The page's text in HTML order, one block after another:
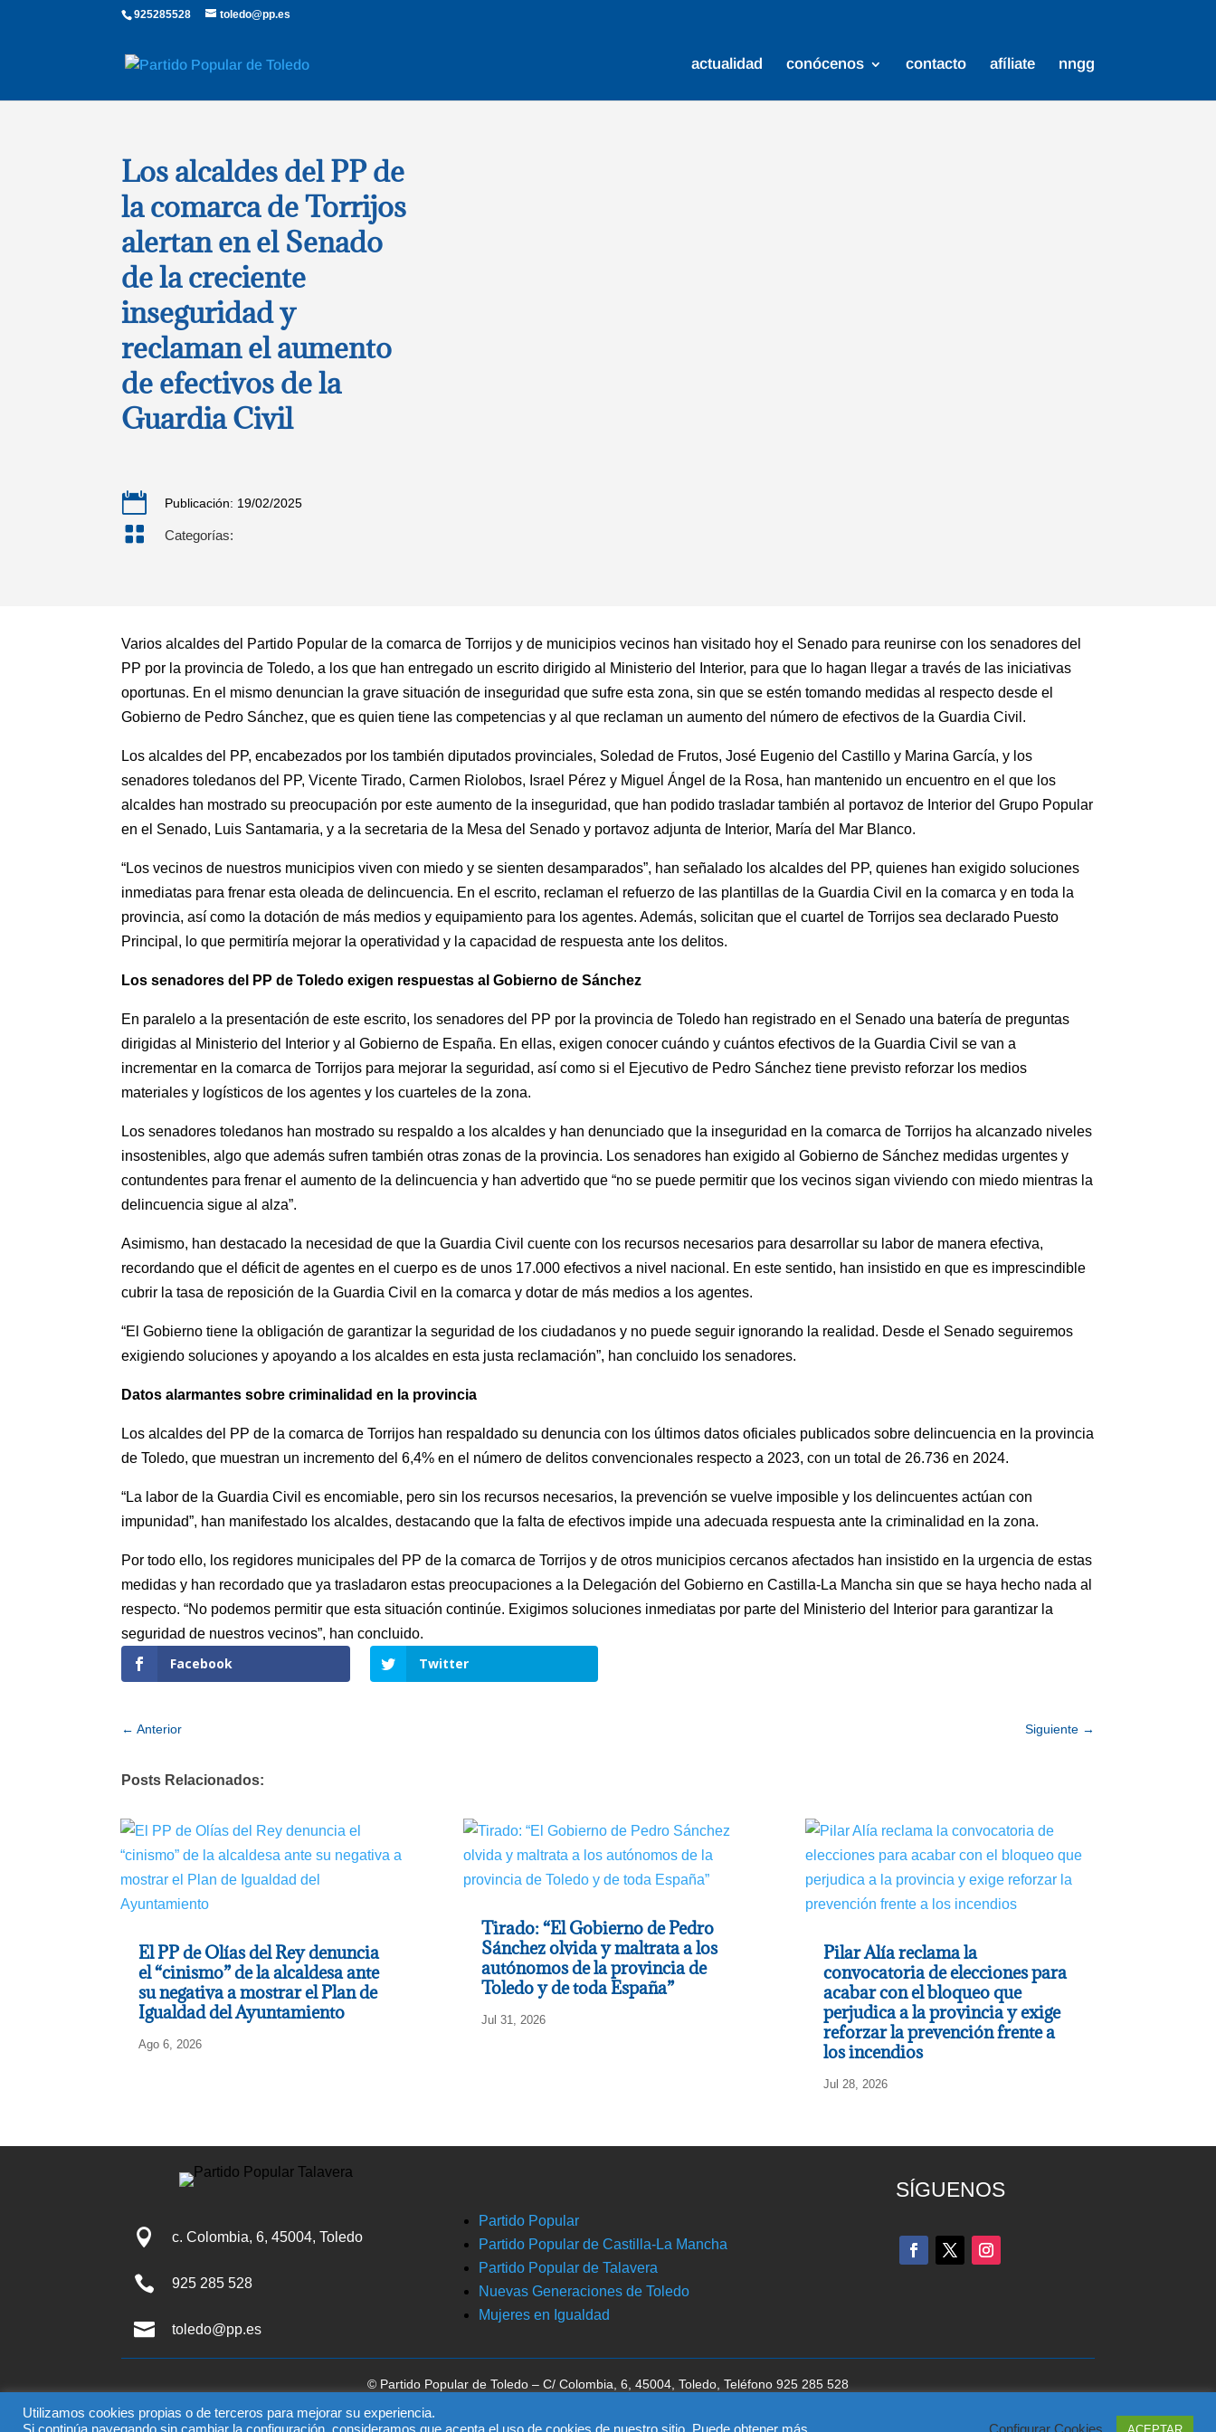
925285528 toledo@pp.es
actualidad conócenos contacto afíliate nngg
Los alcaldes del PP de
la comarca de Torrijos
alertan en el Senado
de la creciente
inseguridad y
reclaman el aumento
de efectivos de la
Guardia Civil
 Publicación: 19/02/2025
 Categorías:
Varios alcaldes del Partido Popular de la comarca de Torrijos y de municipios vecinos han visitado hoy el Senado para reunirse con los senadores del
PP por la provincia de Toledo, a los que han entregado un escrito dirigido al Ministerio del Interior, para que lo hagan llegar a través de las iniciativas
oportunas. En el mismo denuncian la grave situación de inseguridad que sufre esta zona, sin que se estén tomando medidas al respecto desde el
Gobierno de Pedro Sánchez, que es quien tiene las competencias y al que reclaman un aumento del número de efectivos de la Guardia Civil.
Los alcaldes del PP, encabezados por los también diputados provinciales, Soledad de Frutos, José Eugenio del Castillo y Marina García, y los
senadores toledanos del PP, Vicente Tirado, Carmen Riolobos, Israel Pérez y Miguel Ángel de la Rosa, han mantenido un encuentro en el que los
alcaldes han mostrado su preocupación por este aumento de la inseguridad, que han podido trasladar también al portavoz de Interior del Grupo Popular
en el Senado, Luis Santamaria, y a la secretaria de la Mesa del Senado y portavoz adjunta de Interior, María del Mar Blanco.
“Los vecinos de nuestros municipios viven con miedo y se sienten desamparados”, han señalado los alcaldes del PP, quienes han exigido soluciones
inmediatas para frenar esta oleada de delincuencia. En el escrito, reclaman el refuerzo de las plantillas de la Guardia Civil en la comarca y en toda la
provincia, así como la dotación de más medios y equipamiento para los agentes. Además, solicitan que el cuartel de Torrijos sea declarado Puesto
Principal, lo que permitiría mejorar la operatividad y la capacidad de respuesta ante los delitos.
Los senadores del PP de Toledo exigen respuestas al Gobierno de Sánchez
En paralelo a la presentación de este escrito, los senadores del PP por la provincia de Toledo han registrado en el Senado una batería de preguntas
dirigidas al Ministerio del Interior y al Gobierno de España. En ellas, exigen conocer cuándo y cuántos efectivos de la Guardia Civil se van a
incrementar en la comarca de Torrijos para mejorar la seguridad, así como si el Ejecutivo de Pedro Sánchez tiene previsto reforzar los medios
materiales y logísticos de los agentes y los cuarteles de la zona.
Los senadores toledanos han mostrado su respaldo a los alcaldes y han denunciado que la inseguridad en la comarca de Torrijos ha alcanzado niveles
insostenibles, algo que además sufren también otras zonas de la provincia. Los senadores han exigido al Gobierno de Sánchez medidas urgentes y
contundentes para frenar el aumento de la delincuencia y han advertido que “no se puede permitir que los vecinos sigan viviendo con miedo mientras la
delincuencia sigue al alza”.
Asimismo, han destacado la necesidad de que la Guardia Civil cuente con los recursos necesarios para desarrollar su labor de manera efectiva,
recordando que el déficit de agentes en el cuerpo es de unos 17.000 efectivos a nivel nacional. En este sentido, han insistido en que es imprescindible
cubrir la tasa de reposición de la Guardia Civil en la comarca y dotar de más medios a los agentes.
“El Gobierno tiene la obligación de garantizar la seguridad de los ciudadanos y no puede seguir ignorando la realidad. Desde el Senado seguiremos
exigiendo soluciones y apoyando a los alcaldes en esta justa reclamación”, han concluido los senadores.
Datos alarmantes sobre criminalidad en la provincia
Los alcaldes del PP de la comarca de Torrijos han respaldado su denuncia con los últimos datos oficiales publicados sobre delincuencia en la provincia
de Toledo, que muestran un incremento del 6,4% en el número de delitos convencionales respecto a 2023, con un total de 26.736 en 2024.
“La labor de la Guardia Civil es encomiable, pero sin los recursos necesarios, la prevención se vuelve imposible y los delincuentes actúan con
impunidad”, han manifestado los alcaldes, destacando que la falta de efectivos impide una adecuada respuesta ante la criminalidad en la zona.
Por todo ello, los regidores municipales del PP de la comarca de Torrijos y de otros municipios cercanos afectados han insistido en la urgencia de estas
medidas y han recordado que ya trasladaron estas preocupaciones a la Delegación del Gobierno en Castilla-La Mancha sin que se haya hecho nada al
respecto. “No podemos permitir que esta situación continúe. Exigimos soluciones inmediatas por parte del Ministerio del Interior para garantizar la
seguridad de nuestros vecinos”, han concluido.
Facebook Twitter
←Anterior Siguiente→
Posts Relacionados:
El PP de Olías del Rey denuncia
el “cinismo” de la alcaldesa ante
su negativa a mostrar el Plan de
Igualdad del Ayuntamiento
Ago 6, 2026
Tirado: “El Gobierno de Pedro
Sánchez olvida y maltrata a los
autónomos de la provincia de
Toledo y de toda España”
Jul 31, 2026
Pilar Alía reclama la
convocatoria de elecciones para
acabar con el bloqueo que
perjudica a la provincia y exige
reforzar la prevención frente a
los incendios
Jul 28, 2026
 c. Colombia, 6, 45004, Toledo
 925 285 528
 toledo@pp.es
Partido Popular
Partido Popular de Castilla-La Mancha
Partido Popular de Talavera
Nuevas Generaciones de Toledo
Mujeres en Igualdad
SÍGUENOS
© Partido Popular de Toledo – C/ Colombia, 6, 45004, Toledo, Teléfono 925 285 528
El uso de este sitio implica la aceptación del
Utilizamos cookies propias o de terceros para mejorar su experiencia.
ACEPTAR